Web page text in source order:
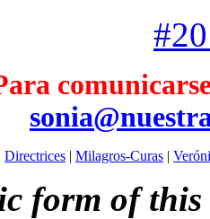
Directrices | Milagros-Curas |
form of